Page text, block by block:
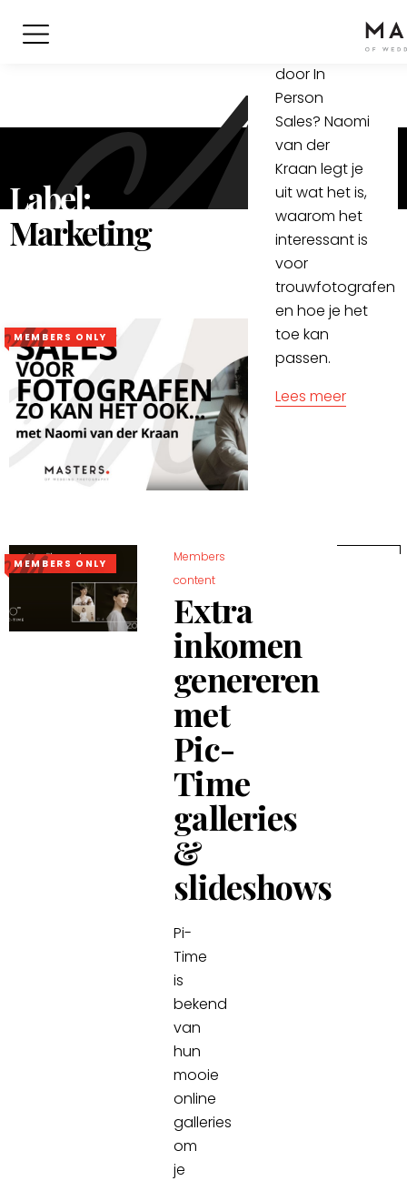
Label:
Marketing
MEMBERS ONLY
als fotograaf
door In
Person
Sales? Naomi
van der
Kraan legt je
uit wat het is,
waarom het
interessant is
voor
trouwfotografen
en hoe je het
toe kan
passen.
Lees meer
MEMBERS ONLY
Members
content
Extra
inkomen
genereren
met
Pic-
Time
galleries
&
slideshows
Pi-
Time
is
bekend
van
hun
mooie
online
galleries
om
je